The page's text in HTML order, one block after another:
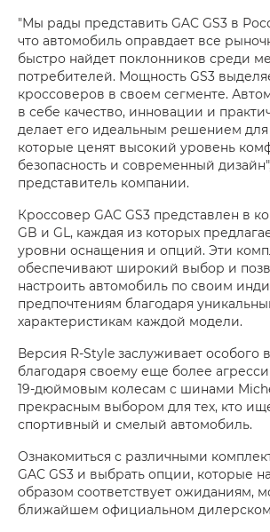
"Мы рады представить GAC GS3 в
что автомобиль оправдает все
быстро найдет поклонников среди
потребителей. Мощность GS3
кроссоверов в своем сегменте.
в себе качество, инновации и
делает его идеальным решением для
которые ценят высокий уровень
безопасность и современный
представитель компании.
Кроссовер GAC GS3 представлен в
GB и GL, каждая из которых
уровни оснащения и опций. Эти
обеспечивают широкий выбор и
настроить автомобиль по своим
предпочтениям благодаря
характеристикам каждой модели.
Версия R-Style заслуживает особого
благодаря своему еще более
19-дюймовым колесам с шинами
прекрасным выбором для тех, кто
спортивный и смелый автомобиль.
Ознакомиться с различными
GAC GS3 и выбрать опции, которые
образом соответствует ожиданиям,
ближайшем официальном